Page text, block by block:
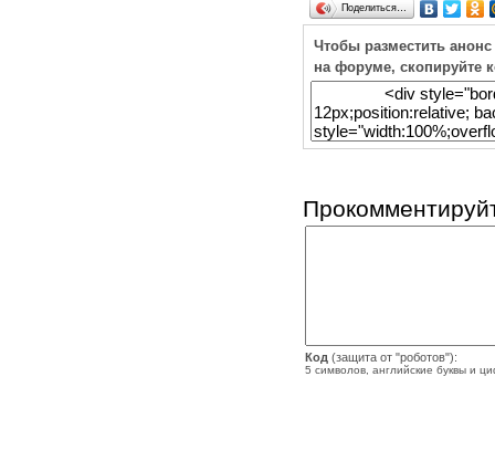
Поделиться…
Чтобы разместить
на форуме, скопируйте
Код (защита от "роботов"):
5 символов, английские буквы и